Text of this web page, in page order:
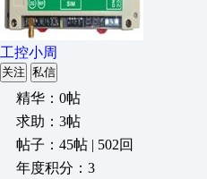
工控小周
关注 私信
精华：0帖
求助：3帖
帖子：45帖 | 502回
年度积分：3